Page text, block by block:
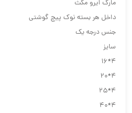
مارک ایرو مکث
داخل هر بسته نوک پیچ گوشتی
جنس درجه یک
سایز
۴*۱۶
۴*۲۰
۴*۲۵
۴*۴۰